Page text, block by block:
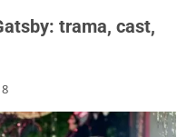
trama, cast,